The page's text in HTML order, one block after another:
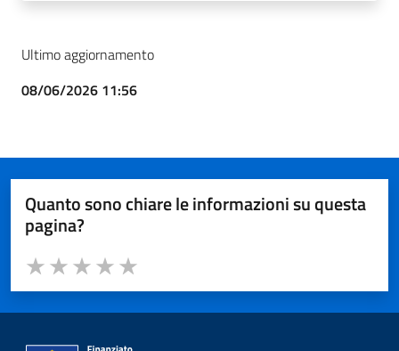
Ultimo aggiornamento
08/06/2026 11:56
Quanto sono chiare le informazioni su questa
pagina?
Valuta da 1 a 5 stelle la pagina
Valuta 5 stelle su 5
Valuta 4 stelle su 5
Valuta 3 stelle su 5
Valuta 2 stelle su 5
Valuta 1 stelle su 5